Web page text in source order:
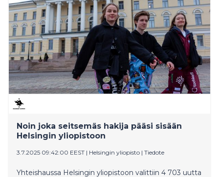
Noin joka seitsemäs hakija pääsi sisään
Helsingin yliopistoon
3.7.2025 09:42:00 EEST | Helsingin yliopisto | Tiedote
Yhteishaussa Helsingin yliopistoon valittiin 4 703 uutta